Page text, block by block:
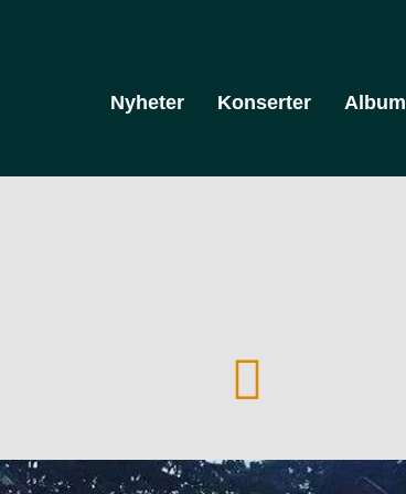
Nyheter Konserter Album